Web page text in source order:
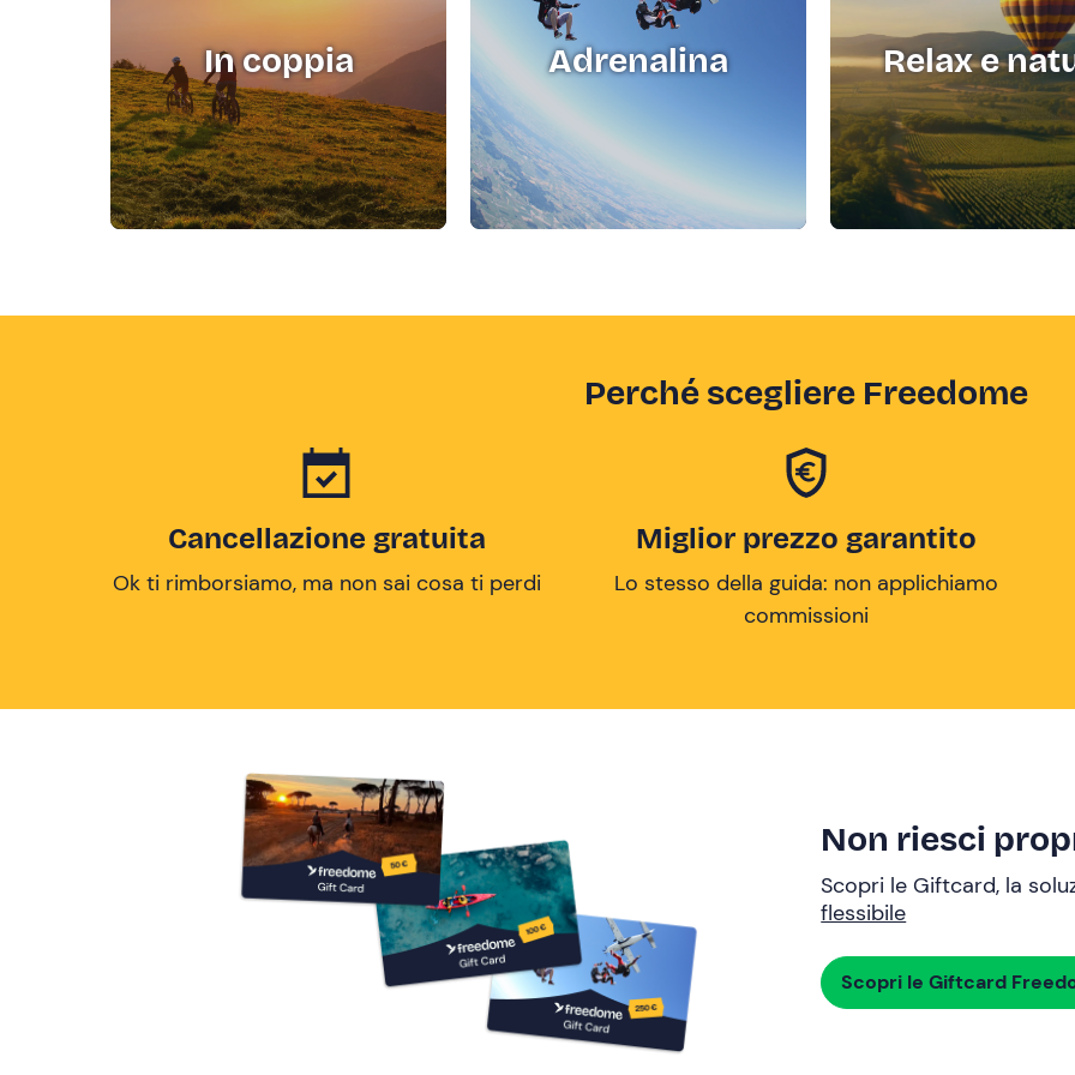
In coppia Adrenalina Relax e
Perché scegliere Freedome
Cancellazione gratuita
Ok ti rimborsiamo, ma non sai cosa ti perdi
Miglior prezzo garantito
Lo stesso della guida: non applichiamo
commissioni
Non riesci
Scopri le Giftcard, la
flessibile
Scopri le Giftcard